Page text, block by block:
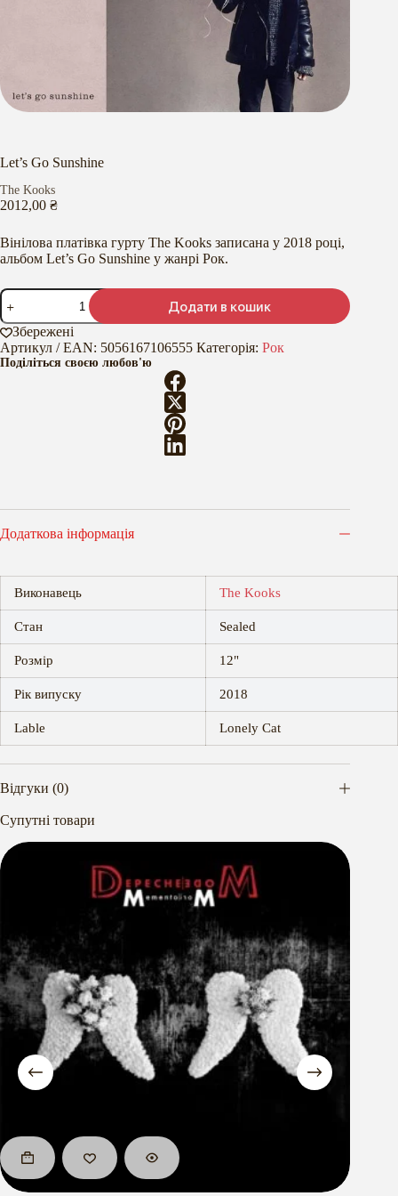
Let’s Go Sunshine
The Kooks
2012,00 ₴
Вінілова платівка гурту The Kooks записана у 2018 році,
альбом Let’s Go Sunshine у жанрі Рок.
Let's
Go
Sunshine
кількість
Додати в кошик
Збережені
Артикул / EAN: 5056167106555 Категорія: Рок
Поділіться своєю любов'ю
Додаткова інформація
Виконавець The Kooks
Стан Sealed
Розмір 12"
Рік випуску 2018
Lable Lonely Cat
Відгуки (0)
Супутні товари